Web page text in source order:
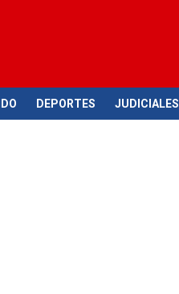
DEPORTES JUDICIALES